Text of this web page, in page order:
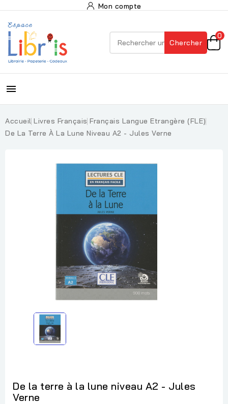
Mon compte
Chercher
0

Accueil Livres Français Français Langue Etrangère (FLE)
De La Terre À La Lune Niveau A2 - Jules Verne
De la terre à la lune niveau A2 - Jules
Verne